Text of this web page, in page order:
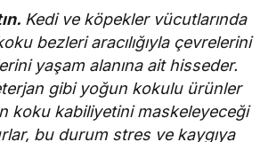
Kedi ve köpekler vücutlarında
bezleri aracılığıyla çevrelerini
yaşam alanına ait hisseder.
gibi yoğun kokulu ürünler
koku kabiliyetini maskeleyeceği
bu durum stres ve kaygıya